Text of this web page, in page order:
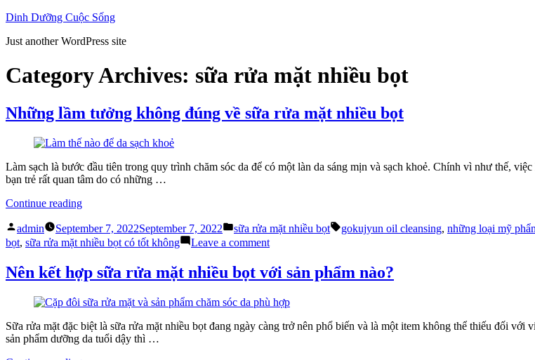
Skip
content
Dinh Dưỡng Cuộc Sống
Just another WordPress site
Category Archives: sữa rửa mặt nhiều bọt
Những lầm tưởng không đúng về sữa rửa mặt nhiều bọt
Làm sạch là bước đầu tiên trong quy trình chăm sóc da để có một làn da sáng mịn và sạch khoẻ. Chính vì như thế,
bạn trẻ rất quan tâm do có những …
Continue reading“Những
tưởng
không
về
sữa
mặt
bọt”
Posted
by
admin September 7, 2022September 7, 2022
Posted
in
sữa rửa mặt nhiều bọt Tags:
gokujyun oil cleansing, những loại mỹ
bọt, sữa rửa mặt nhiều bọt có tốt không Leave a commenton
lầm
tưởng
đúng
sữa
Nên kết hợp sữa rửa mặt nhiều bọt với sản phẩm nào?
Sữa rửa mặt đặc biệt là sữa rửa mặt nhiều bọt đang ngày càng trở nên phổ biến và là một item không thể thiếu đối
sản phẩm dưỡng da tuổi dậy thì …